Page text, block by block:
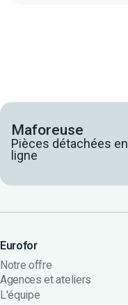
Maforeuse
Pièces détachées en
ligne
Eurofor
Notre offre
Agences et ateliers
L'équipe